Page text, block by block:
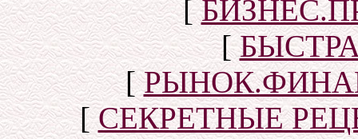
[
[
[
[СЕКРЕТНЫЕ